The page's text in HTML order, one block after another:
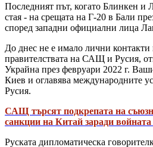
Последният път, когато Блинкен и
стая - на срещата на Г-20 в Бали
според западни официални лица
До днес не е имало лични
правителствата на САЩ и Русия,
Украйна през февруари 2022 г.
Киев и оглавява международните
Русия.
САЩ търсят подкрепата на
санкции на Китай заради
Руската дипломатическа